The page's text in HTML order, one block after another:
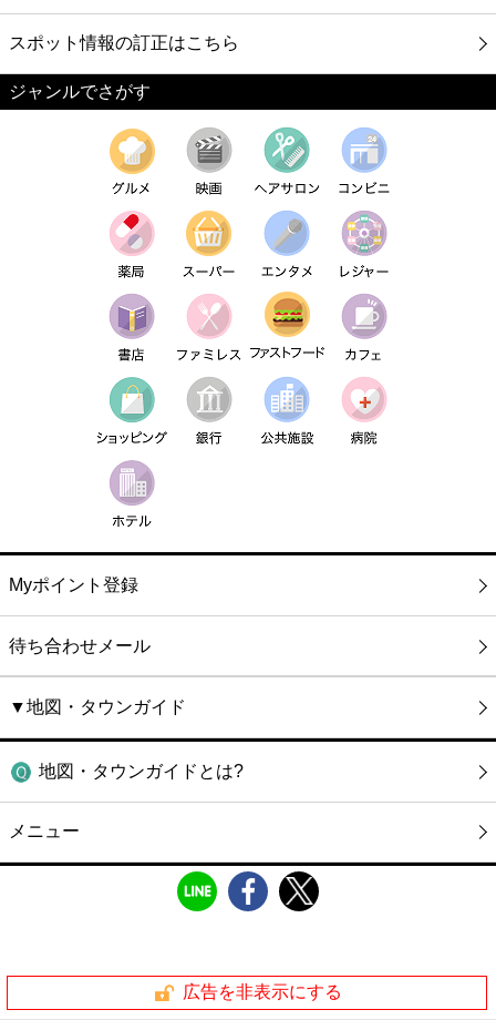
スポット情報の訂正はこちら
ジャンルでさがす
Myポイント登録
待ち合わせメール
▼地図・タウンガイド
地図・タウンガイドとは?
メニュー
広告を非表示にする